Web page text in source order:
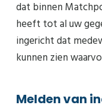
dat binnen
heeft tot al uw
ingericht dat
kunnen zien
Melden van